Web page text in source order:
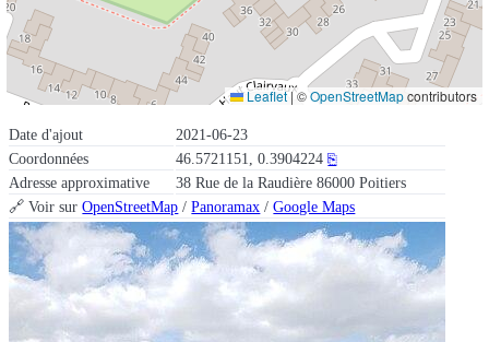
Date d'ajout
2021-06-23
Coordonnées
46.5721151, 0.3904224 ⎘
Adresse approximative
38 Rue de la Raudière 86000 Poitiers
🔗 Voir surOpenStreetMap /Panoramax /Google Maps
Leaflet|©OpenStreetMapcontributors